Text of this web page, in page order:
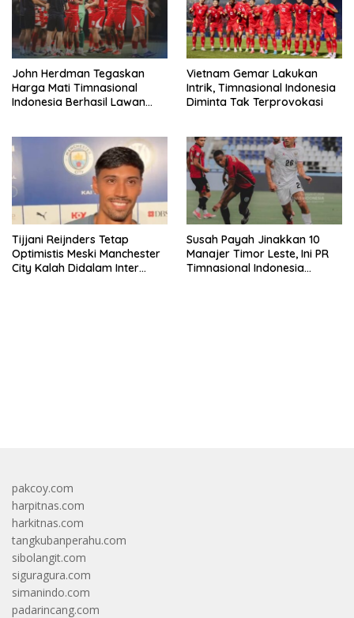
John Herdman Tegaskan
Harga Mati Timnasional
Indonesia Berhasil Lawan
Vietnam Gemar Lakukan
Intrik, Timnasional Indonesia
Diminta Tak Terprovokasi
Tijjani Reijnders Tetap
Optimistis Meski Manchester
City Kalah Didalam Inter
Susah Payah Jinakkan 10
Manajer Timor Leste, Ini PR
Timnasional Indonesia
pakcoy.com
harpitnas.com
harkitnas.com
tangkubanperahu.com
sibolangit.com
siguragura.com
simanindo.com
padarincang.com